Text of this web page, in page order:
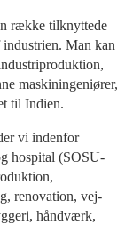
række tilknyttede
Man kan
maskiningeniører,
til Indien.
vi indenfor
hospital (SOSU-
renovation, vej-
håndværk,